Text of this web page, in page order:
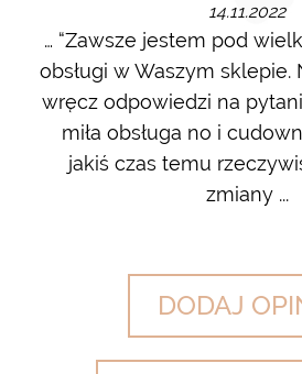
14.11.2022
… “Zawsze jestem pod
obsługi w Waszym
wręcz odpowiedzi na
miła obsługa no i
jakiś czas temu
zmiany ...
DODAJ